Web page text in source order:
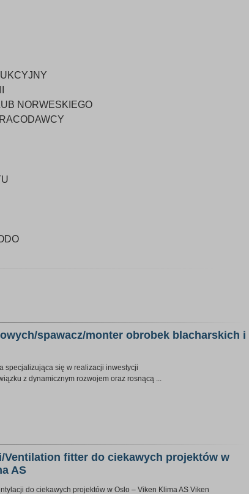
NORWESKIEGO
spawacz/monter obrobek blacharskich i
specjalizująca się w realizacji inwestycji
z dynamicznym rozwojem oraz rosnącą ...
Ventilation fitter do ciekawych projektów w
AS
do ciekawych projektów w Oslo – Viken Klima AS Viken